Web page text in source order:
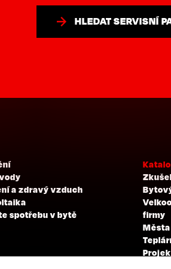
HLEDAT SERVISNÍ
a zdravý vzduch
spotřebu v bytě
firmy